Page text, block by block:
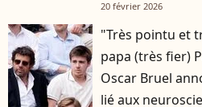
20 février 2026
"Très pointu et
papa (très fier)
Oscar Bruel
lié aux